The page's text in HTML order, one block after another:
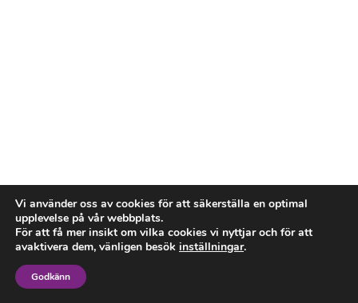
Vi använder oss av cookies för att säkerställa en optimal
upplevelse på vår webbplats.
För att få mer insikt om vilka cookies vi nyttjar och för att
avaktivera dem, vänligen besök inställningar.
Godkänn